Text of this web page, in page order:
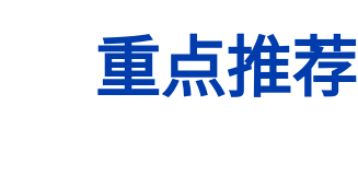
重点推荐